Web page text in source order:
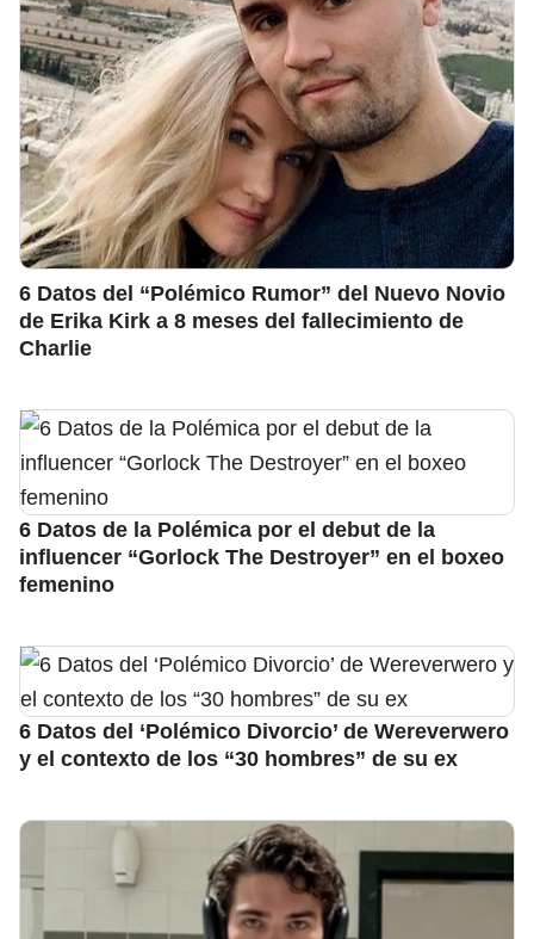
6 Datos del “Polémico Rumor” del Nuevo Novio
de Erika Kirk a 8 meses del fallecimiento de
Charlie
6 Datos de la Polémica por el debut de la
influencer “Gorlock The Destroyer” en el boxeo
femenino
6 Datos del ‘Polémico Divorcio’ de Wereverwero
y el contexto de los “30 hombres” de su ex